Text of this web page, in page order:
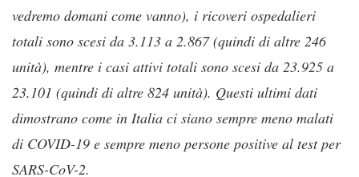
vedremo domani come vanno), i ricoveri ospedalieri
totali sono scesi da 3.113 a 2.867 (quindi di altre 246
unità), mentre i casi attivi totali sono scesi da 23.925 a
23.101 (quindi di altre 824 unità). Questi ultimi dati
dimostrano come in Italia ci siano sempre meno malati
di COVID-19 e sempre meno persone positive al test per
SARS-CoV-2.